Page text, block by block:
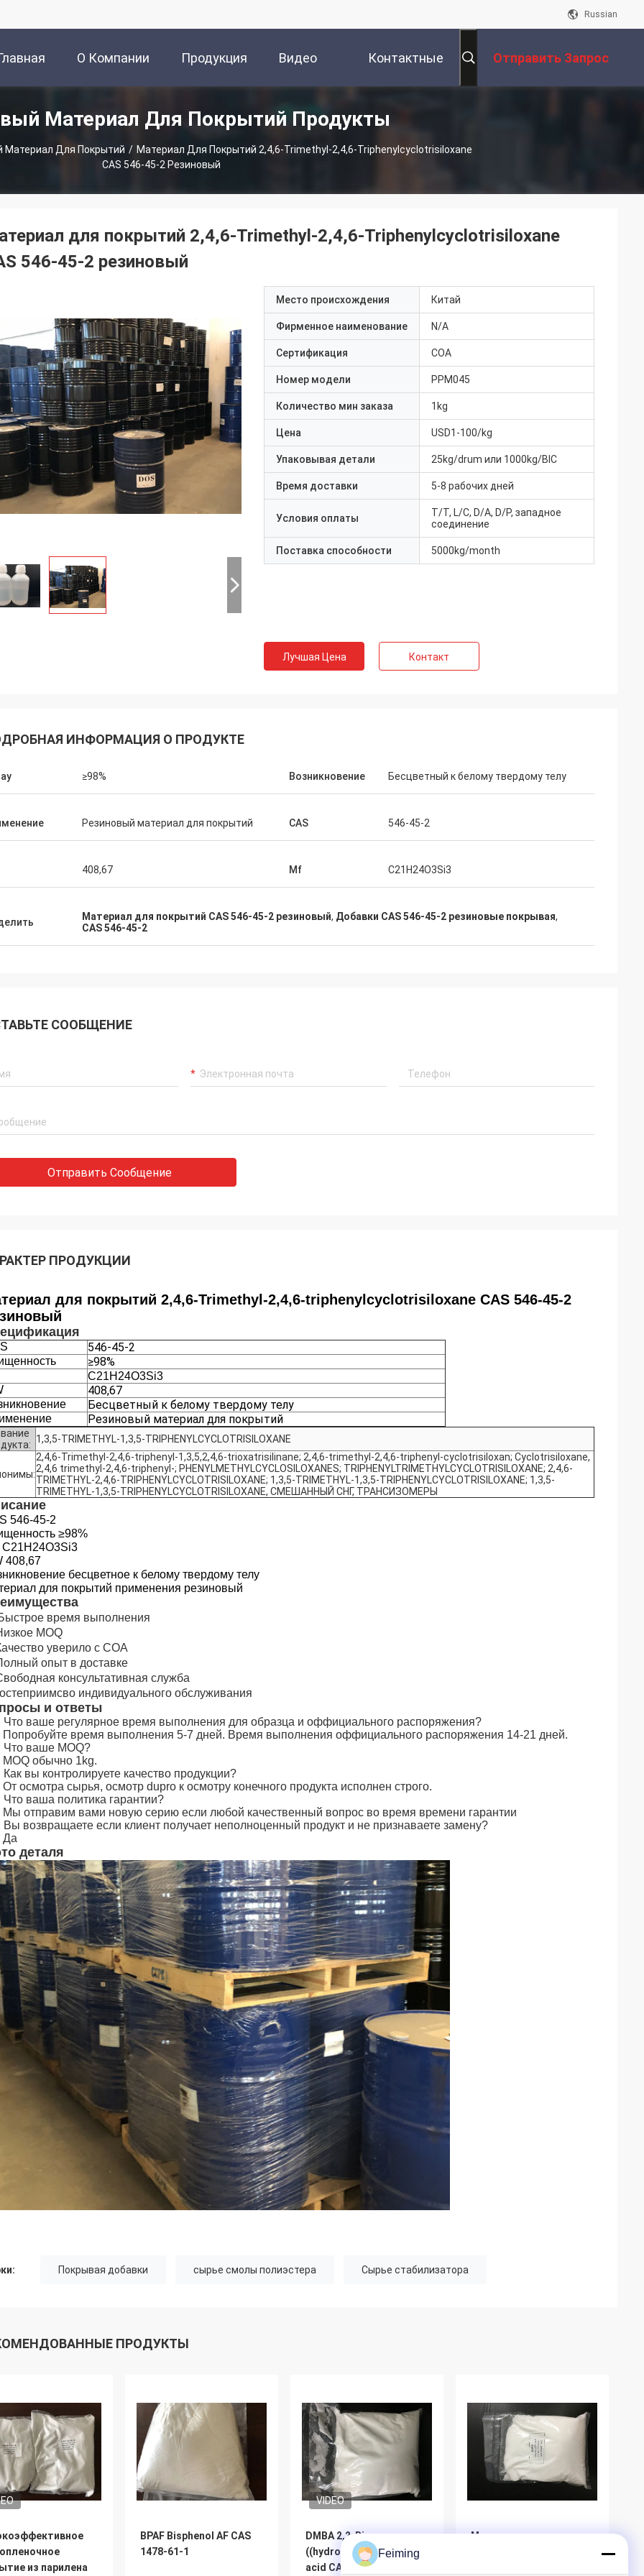
Russian
О Компании Продукция Видео Контактные Отправить Запрос
Материал Для Покрытий Продукты
Материал Для Покрытий / Материал Для Покрытий 2,4,6-Trimethyl-2,4,6-Triphenylcyclotrisiloxane
CAS 546-45-2 Резиновый
ими с вами.
ожидания, действительно
подгоняя, доставка, обслуживание
для покрытий 2,4,6-Trimethyl-2,4,6-Triphenylcyclotrisiloxane
546-45-2 резиновый
Место происхождения Китай
Фирменное наименование N/A
Сертификация COA
Номер модели PPM045
Количество мин заказа 1kg
Цена USD1-100/kg
Упаковывая детали 25kg/drum или 1000kg/BIC
Время доставки 5-8 рабочих дней
Условия оплаты
T/T, L/C, D/A, D/P, западное
соединение
Поставка способности 5000kg/month
Лучшая Цена Контакт
ИНФОРМАЦИЯ О ПРОДУКТЕ
≥98% Возникновение Бесцветный к белому твердому телу
Резиновый материал для покрытий CAS 546-45-2
408,67 Mf C21H24O3Si3
Материал для покрытий CAS 546-45-2 резиновый, Добавки CAS 546-45-2 резиновые покрывая,
CAS 546-45-2
СООБЩЕНИЕ
Отправить Сообщение
ПРОДУКЦИИ
для покрытий 2,4,6-Trimethyl-2,4,6-triphenylcyclotrisiloxane CAS 546-45-2
546-45-2
≥98%
C21H24O3Si3
408,67
Бесцветный к белому твердому телу
Резиновый материал для покрытий
1,3,5-TRIMETHYL-1,3,5-TRIPHENYLCYCLOTRISILOXANE
2,4,6-Trimethyl-2,4,6-triphenyl-1,3,5,2,4,6-trioxatrisilinane; 2,4,6-trimethyl-2,4,6-triphenyl-cyclotrisiloxan; Cyclotrisiloxane,
2,4,6 trimethyl-2,4,6-triphenyl-; PHENYLMETHYLCYCLOSILOXANES; TRIPHENYLTRIMETHYLCYCLOTRISILOXANE; 2,4,6-
TRIMETHYL-2,4,6-TRIPHENYLCYCLOTRISILOXANE; 1,3,5-TRIMETHYL-1,3,5-TRIPHENYLCYCLOTRISILOXANE; 1,3,5-
TRIMETHYL-1,3,5-TRIPHENYLCYCLOTRISILOXANE, СМЕШАННЫЙ СНГ, ТРАНСИЗОМЕРЫ
546-45-2
≥98%
C21H24O3Si3
408,67
бесцветное к белому твердому телу
для покрытий применения резиновый
время выполнения
MOQ
уверило с COA
опыт в доставке
консультативная служба
индивидуального обслуживания
и ответы
Что ваше регулярное время выполнения для образца и оффициального распоряжения?
Попробуйте время выполнения 5-7 дней. Время выполнения оффициального распоряжения 14-21 дней.
Что ваше MOQ?
MOQ обычно 1kg.
Как вы контролируете качество продукции?
От осмотра сырья, осмотр dupro к осмотру конечного продукта исполнен строго.
Что ваша политика гарантии?
Мы отправим вами новую серию если любой качественный вопрос во время времени гарантии
Вы возвращаете если клиент получает неполноценный продукт и не признаваете замену?
Да
деталя
Покрывая добавки сырье смолы полиэстера Сырье стабилизатора
ПРОДУКТЫ
из парилена
BPAF Bisphenol AF CAS
1478-61-1
VIDEO
DMBA 2,2-Bis
((hydroxymethyl) butyric
acid CAS 10097-02-6
Материал для
Feiming